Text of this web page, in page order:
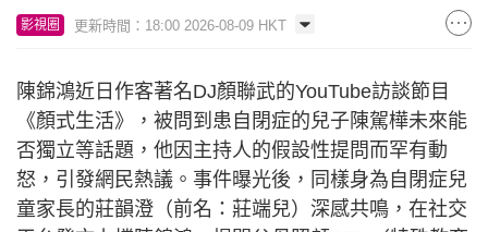
影視圈 更新時間：18:00 2026-08-09 HKT
陳錦鴻近日作客著名DJ顏聯武的YouTube訪談節目
《顏式生活》，被問到患自閉症的兒子陳駕樺未來能
否獨立等話題，他因主持人的假設性提問而罕有動
怒，引發網民熱議。事件曝光後，同樣身為自閉症兒
童家長的莊韻澄（前名：莊端兒）深感共鳴，在社交